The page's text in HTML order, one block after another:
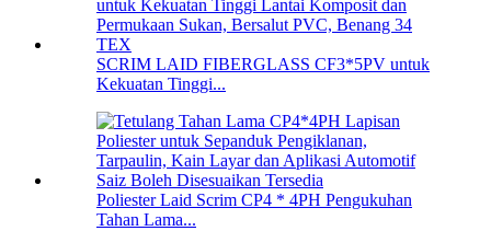
SCRIM LAID FIBERGLASS CF3*5PV untuk
Kekuatan Tinggi...
Poliester Laid Scrim CP4 * 4PH Pengukuhan
Tahan Lama...